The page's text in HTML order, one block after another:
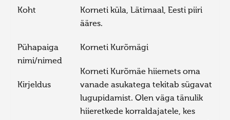
Koht
Korneti küla, Lätimaal, Eesti piiri
ääres.
Pühapaiga
nimi/nimed
Korneti Kurõmägi
Kirjeldus
Korneti Kurõmäe hiiemets oma
vanade asukatega tekitab sügavat
lugupidamist. Olen väga tänulik
hiieretkede korraldajatele, kes